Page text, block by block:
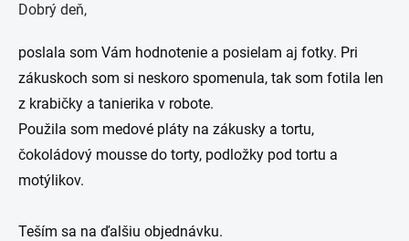
Dobrý deň,
poslala som Vám hodnotenie a posielam aj fotky. Pri
zákuskoch som si neskoro spomenula, tak som fotila len
z krabičky a tanierika v robote.
Použila som medové pláty na zákusky a tortu,
čokoládový mousse do torty, podložky pod tortu a
motýlikov.
Teším sa na ďalšiu objednávku.